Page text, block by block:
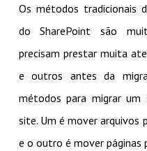
Os métodos tradicionais
do SharePoint são
precisam prestar muita
e outros antes da
métodos para migrar
site. Um é mover arquivos
e o outro é mover páginas